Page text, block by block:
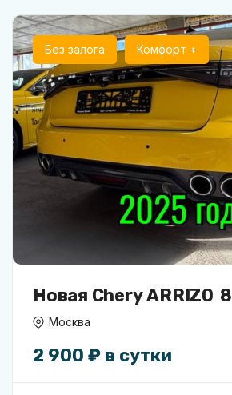
Без залога Комфорт +
Новая Chery ARRIZO 8
Москва
2 900 ₽ в сутки